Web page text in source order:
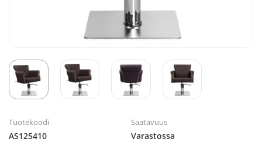
Tuotekoodi
AS125410
Saatavuus
Varastossa